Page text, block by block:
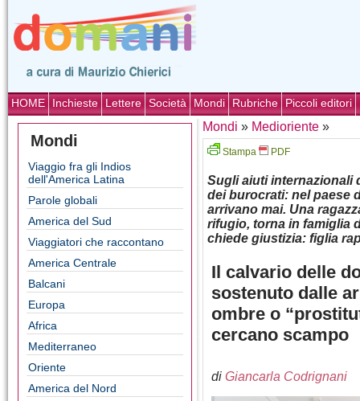
HOME Inchieste Lettere Società Mondi Rubriche Piccoli editori
Mondi
Viaggio fra gli Indios
dell'America Latina
Parole globali
America del Sud
Viaggiatori che raccontano
America Centrale
Balcani
Europa
Africa
Mediterraneo
Oriente
America del Nord
Mondi » Medioriente »
Stampa PDF
Sugli aiuti internazionali
dei burocrati: nel paese
arrivano mai. Una
rifugio, torna in famiglia
chiede giustizia: figlia
Il calvario delle
sostenuto dalle
ombre o
cercano scampo
di Giancarla Codrignani